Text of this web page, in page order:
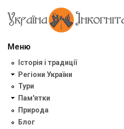
Меню
Історія і традиції
Регіони України
Тури
Пам'ятки
Природа
Блог